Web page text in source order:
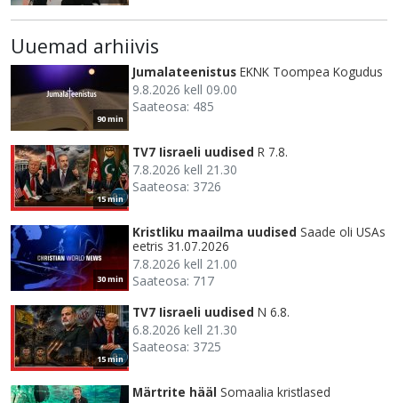
Uuemad arhiivis
90 min
Jumalateenistus EKNK Toompea Kogudus
9.8.2026 kell 09.00
Saateosa: 485
15 min
TV7 Iisraeli uudised R 7.8.
7.8.2026 kell 21.30
Saateosa: 3726
30 min
Kristliku maailma uudised Saade oli USAs
eetris 31.07.2026
7.8.2026 kell 21.00
Saateosa: 717
15 min
TV7 Iisraeli uudised N 6.8.
6.8.2026 kell 21.30
Saateosa: 3725
Märtrite hääl Somaalia kristlased